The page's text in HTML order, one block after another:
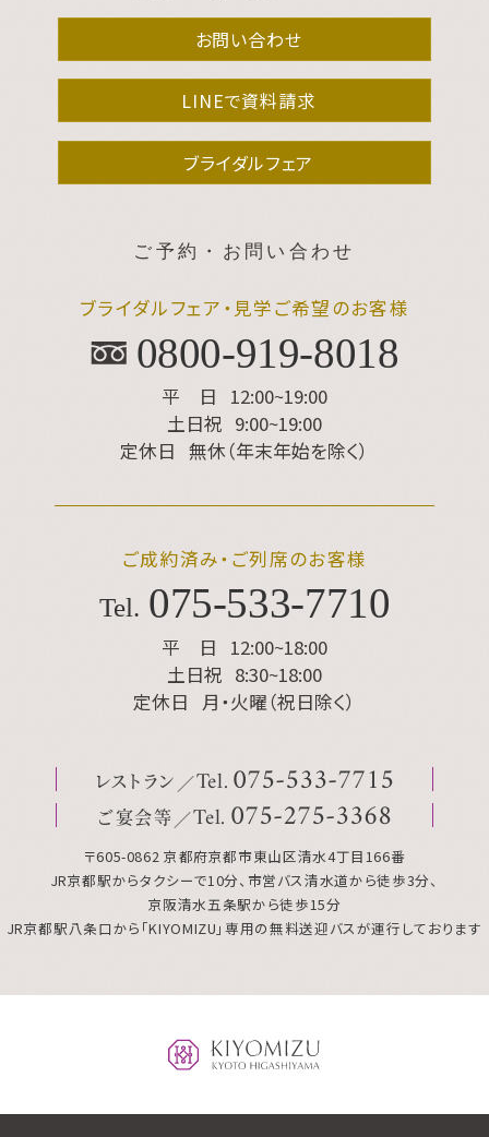
お問い合わせ
LINEで資料請求
ブライダルフェア
ご予約・お問い合わせ
ブライダルフェア・見学ご希望のお客様
0800-919-8018
平 日
12:00~19:00
土日祝 9:00~19:00
定休日 無休（年末年始を除く）
ご成約済み・ご列席のお客様
Tel. 075-533-7710
平 日
12:00~18:00
土日祝 8:30~18:00
定休日
月・火曜（祝日除く）
レストラン Tel. 075-533-7715
ご宴会等 Tel. 075-275-3368
〒605-0862 京都府京都市東山区清水4丁目166番
JR京都駅からタクシーで10分、市営バス清水道から徒歩3分、
京阪清水五条駅から徒歩15分
JR京都駅八条口から「KIYOMIZU」専用の無料送迎バスが運行しております